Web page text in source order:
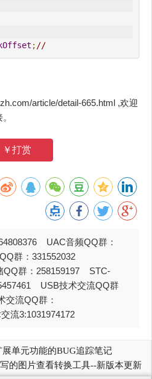
; //
article/detail-665.html ,欢迎
￥打赏
UAC音频QQ群：
群：331552032
QQ群：258159197 STC-
USB技术交流QQ群
流QQ群：
流3:1031974172
单元功能的BUG追踪笔记
的图片查看转换工具--新版本更新